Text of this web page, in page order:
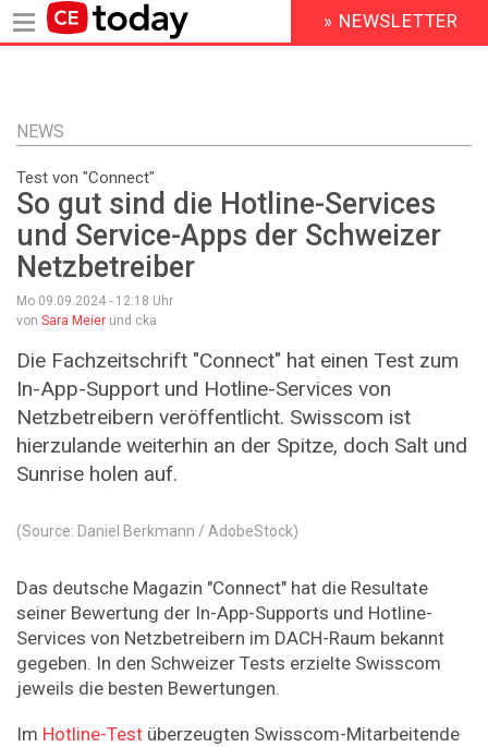
Inhalt
HEADER
MENU
» NEWSLETTER
NEWS
Test von "Connect"
So gut sind die Hotline-Services
und Service-Apps der Schweizer
Netzbetreiber
Mo 09.09.2024 - 12:18 Uhr
von Sara Meier und cka
Die Fachzeitschrift "Connect" hat einen Test zum
In-App-Support und Hotline-Services von
Netzbetreibern veröffentlicht. Swisscom ist
hierzulande weiterhin an der Spitze, doch Salt und
Sunrise holen auf.
(Source: Daniel Berkmann / AdobeStock)
Das deutsche Magazin "Connect" hat die Resultate
seiner Bewertung der In-App-Supports und Hotline-
Services von Netzbetreibern im DACH-Raum bekannt
gegeben. In den Schweizer Tests erzielte Swisscom
jeweils die besten Bewertungen.
Im Hotline-Test überzeugten Swisscom-Mitarbeitende